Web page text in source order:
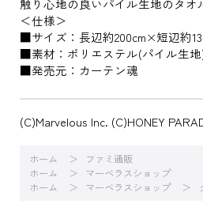
触り心地の良いパイル生地のタオ
＜仕様＞
■サイズ：長辺約200cm×短辺約
■素材：ポリエステル(パイル生
■発売元：カーテン魂
(C)Marvelous Inc. (C)HONEY
ホーム
ファミ通販
ホーム
マーベラスショップ
ホーム
マーベラスショップ